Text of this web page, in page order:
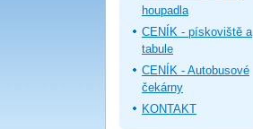
houpadla
CENÍK - pískoviště a
tabule
CENÍK - Autobusové
čekárny
KONTAKT